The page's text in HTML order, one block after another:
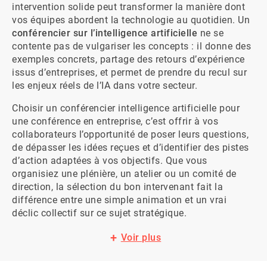
intervention solide peut transformer la manière dont
vos équipes abordent la technologie au quotidien. Un
conférencier sur l’intelligence artificielle ne se
contente pas de vulgariser les concepts : il donne des
exemples concrets, partage des retours d’expérience
issus d’entreprises, et permet de prendre du recul sur
les enjeux réels de l’IA dans votre secteur.
Choisir un conférencier intelligence artificielle pour
une conférence en entreprise, c’est offrir à vos
collaborateurs l’opportunité de poser leurs questions,
de dépasser les idées reçues et d’identifier des pistes
d’action adaptées à vos objectifs. Que vous
organisiez une plénière, un atelier ou un comité de
direction, la sélection du bon intervenant fait la
différence entre une simple animation et un vrai
déclic collectif sur ce sujet stratégique.
Voir plus